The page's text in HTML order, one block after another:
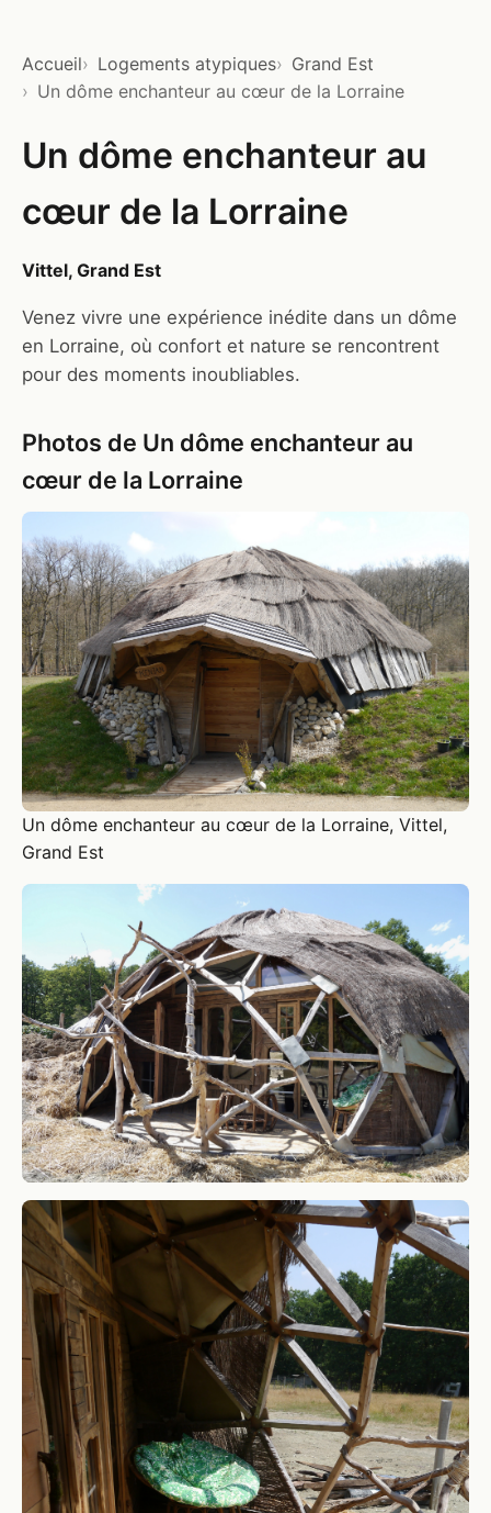
Accueil Logements atypiques
Grand Est
Un dôme enchanteur au cœur de la Lorraine
Un dôme enchanteur au
cœur de la Lorraine
Vittel, Grand Est
Venez vivre une expérience inédite dans un dôme
en Lorraine, où confort et nature se rencontrent
pour des moments inoubliables.
Photos de Un dôme enchanteur au
cœur de la Lorraine
Un dôme enchanteur au cœur de la Lorraine, Vittel,
Grand Est